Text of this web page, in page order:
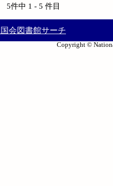
5件中 1 - 5 件目
会図書館サーチ
Copyright ©